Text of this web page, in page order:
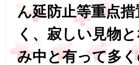
ん延防止等重点
く、寂しい見物
み中と有って多